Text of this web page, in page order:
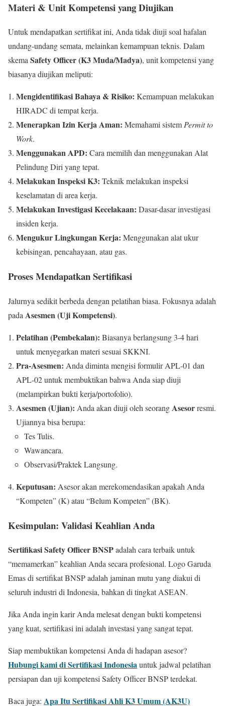
Materi & Unit Kompetensi yang Diujikan
Untuk mendapatkan sertifikat ini, Anda tidak diuji soal hafalan
undang-undang semata, melainkan kemampuan teknis. Dalam
skemaSafety Officer (K3 Muda/Madya), unit kompetensi yang
biasanya diujikan meliputi:
Mengidentifikasi Bahaya & Risiko: Kemampuan melakukan
HIRADC di tempat kerja.
Menerapkan Izin Kerja Aman: Memahami sistemPermit to
Work.
Menggunakan APD: Cara memilih dan menggunakan Alat
Pelindung Diri yang tepat.
Melakukan Inspeksi K3: Teknik melakukan inspeksi
keselamatan di area kerja.
Melakukan Investigasi Kecelakaan: Dasar-dasar investigasi
insiden kerja.
Mengukur Lingkungan Kerja: Menggunakan alat ukur
kebisingan, pencahayaan, atau gas.
Proses Mendapatkan Sertifikasi
Jalurnya sedikit berbeda dengan pelatihan biasa. Fokusnya adalah
pada Asesmen (Uji Kompetensi).
Pelatihan (Pembekalan): Biasanya berlangsung 3-4 hari
untuk menyegarkan materi sesuai SKKNI.
Pra-Asesmen: Anda diminta mengisi formulir APL-01 dan
APL-02 untuk membuktikan bahwa Anda siap diuji
(melampirkan bukti kerja/portofolio).
Asesmen (Ujian): Anda akan diuji oleh seorangAsesorresmi.
Ujiannya bisa berupa:
Tes Tulis.
Wawancara.
Observasi/Praktek Langsung.
Keputusan: Asesor akan merekomendasikan apakah Anda
“Kompeten” (K) atau “Belum Kompeten” (BK).
Kesimpulan: Validasi Keahlian Anda
Sertifikasi Safety Officer BNSPadalah cara terbaik untuk
“memamerkan” keahlian Anda secara profesional. Logo Garuda
Emas di sertifikat BNSP adalah jaminan mutu yang diakui di
seluruh industri di Indonesia, bahkan di tingkat ASEAN.
Jika Anda ingin karir Anda melesat dengan bukti kompetensi
yang kuat, sertifikasi ini adalah investasi yang sangat tepat.
Siap membuktikan kompetensi Anda di hadapan asesor?
Hubungi kami di Sertifikasi Indonesiauntuk jadwal pelatihan
persiapan dan uji kompetensi Safety Officer BNSP terdekat.
Baca juga: Apa Itu Sertifikasi Ahli K3 Umum (AK3U)